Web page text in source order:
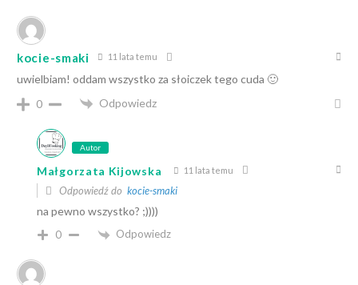
kocie-smaki 11 lata temu
uwielbiam! oddam wszystko za słoiczek tego cuda 🙂
0
Odpowiedz
Autor
Małgorzata Kijowska 11 lata temu
Odpowiedź do kocie-smaki
na pewno wszystko? ;))))
0 Odpowiedz